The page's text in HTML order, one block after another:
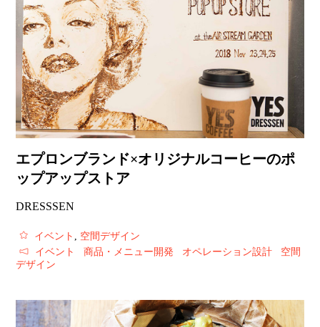
エプロンブランド×オリジナルコーヒーのポ
ップアップストア
DRESSSEN
イベント
空間デザイン
イベント
商品・メニュー開発 オペレーション設計
空間
デザイン